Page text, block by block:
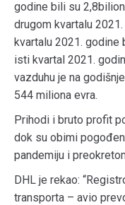
godine bili su
drugom kvartalu
kvartalu 2021. godine
isti kvartal 2021.
vazduhu je na
544 miliona evra.
Prihodi i bruto profit
dok su obimi
pandemiju i
DHL je rekao:
transporta – avio